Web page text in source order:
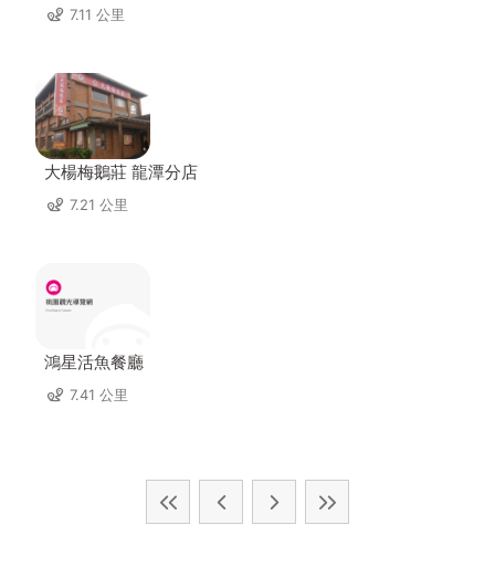
7.11 公里
大楊梅鵝莊 龍潭分店
7.21 公里
鴻星活魚餐廳
7.41 公里